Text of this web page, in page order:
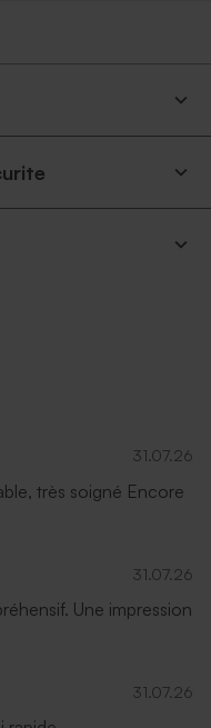
31.07.26
très soigné Encore
31.07.26
Une impression
31.07.26